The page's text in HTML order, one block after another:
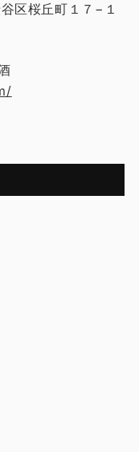
区桜丘町１７−１